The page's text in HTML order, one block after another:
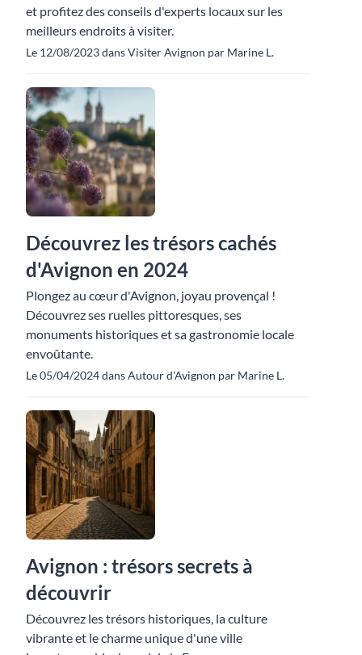
et profitez des conseils d'experts locaux sur les
meilleurs endroits à visiter.
Le 12/08/2023 dans Visiter Avignon par Marine L.
Découvrez les trésors cachés
d'Avignon en 2024
Plongez au cœur d'Avignon, joyau provençal !
Découvrez ses ruelles pittoresques, ses
monuments historiques et sa gastronomie locale
envoûtante.
Le 05/04/2024 dans Autour d'Avignon par Marine L.
Avignon : trésors secrets à
découvrir
Découvrez les trésors historiques, la culture
vibrante et le charme unique d'une ville